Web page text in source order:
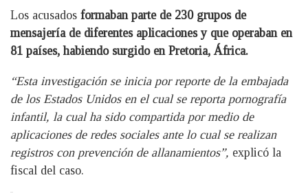
Los acusados formaban parte de 230 grupos de
mensajería de diferentes aplicaciones y que operaban en
81 países, habiendo surgido en Pretoria, África.
“Esta investigación se inicia por reporte de la embajada
de los Estados Unidos en el cual se reporta pornografía
infantil, la cual ha sido compartida por medio de
aplicaciones de redes sociales ante lo cual se realizan
registros con prevención de allanamientos”, explicó la
fiscal del caso.